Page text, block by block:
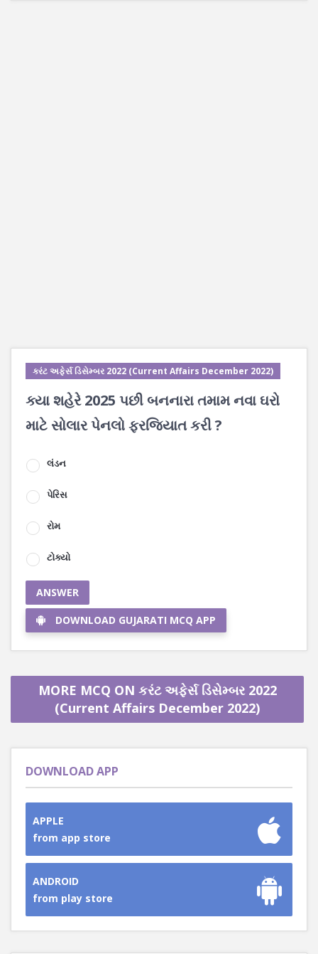
કરંટ અફેર્સ ડિસેમ્બર 2022 (Current Affairs December 2022)
ક્યા શહેરે 2025 પછી બનનારા તમામ નવા ઘરો
માટે સોલાર પેનલો ફરજિયાત કરી ?
લંડન
પેરિસ
રોમ
ટોક્યો
ANSWER
DOWNLOAD GUJARATI MCQ APP
MORE MCQ ON કરંટ અફેર્સ ડિસેમ્બર 2022
(Current Affairs December 2022)
DOWNLOAD APP
APPLE
from app store
ANDROID
from play store